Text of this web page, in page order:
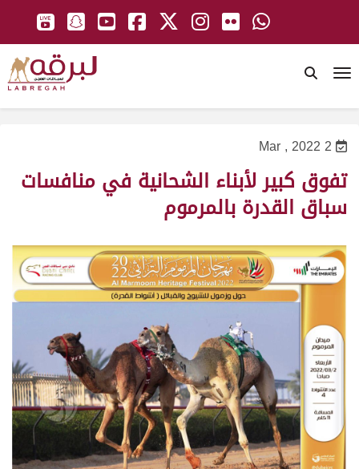
2 Mar , 2022
تفوق كبير لأبناء الشحانية في منافسات
سباق القدرة بالمرموم